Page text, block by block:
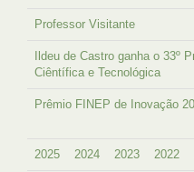
Professor Visitante
Ildeu de Castro ganha o 33º
Ciêntífica e Tecnológica
Prêmio FINEP de Inovação
2025 2024 2023 2022